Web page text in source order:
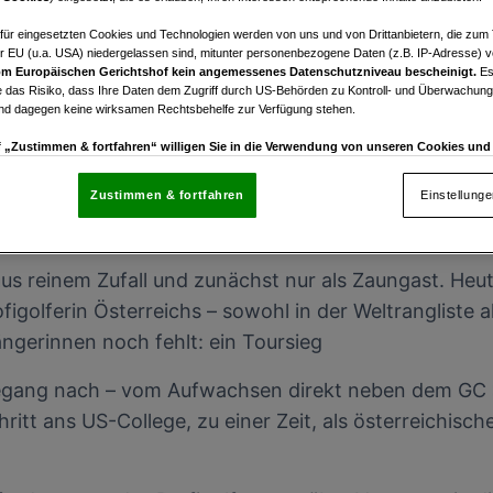
reinem Zufall und zunächst nur als Zaungast.
Österreichs – sowohl in der Weltrangliste
noch fehlt: ein Toursieg
nach – vom Aufwachsen direkt neben dem
ans US-College, zu einer Zeit, als
eingesetzten Cookies und Technologien werden von uns und von Drittanbietern, die zum
EU (u.a. USA) niedergelassen sind, mitunter personenbezogene Daten (z.B. IP-Adresse)
Europäischen Gerichtshof kein angemessenes Datenschutzniveau bescheinigt.
das Risiko, dass Ihre Daten dem Zugriff durch US-Behörden zu Kontroll- und
dagegen keine wirksamen Rechtsbehelfe zur Verfügung stehen.
„Zustimmen & fortfahren“ willigen Sie in die Verwendung von unseren Cookies und
die sich auf jeder Seite unten im Footer befinden.
Partner verarbeiten Daten, um Folgendes bereitzustellen:
genauer Standortdaten. Endgeräteeigenschaften zur Identifikation aktiv abfragen. Speichern
von Inhalten, Zielgruppenforschung sowie Entwicklung und Verbesserung von Angeboten.
(Lieferanten)
Zustimmen & fortfahren